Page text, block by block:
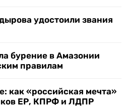
удостоили звания
бурение в Амазонии
правилам
как «российская мечта»
ЕР, КПРФ и ЛДПР